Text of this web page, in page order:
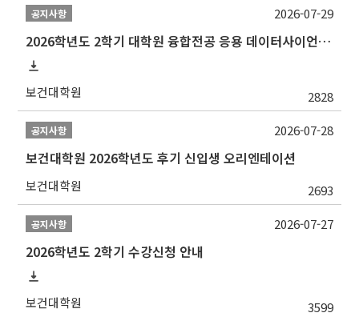
공지사항
2026학년도 2학기 대학원 융합전공 응용 데이터사이언스 선발 계획 알림
보건대학원 2828
2026-07-29
공지사항
보건대학원 2026학년도 후기 신입생 오리엔테이션
보건대학원 2693
2026-07-28
공지사항
2026학년도 2학기 수강신청 안내
보건대학원 3599
2026-07-27